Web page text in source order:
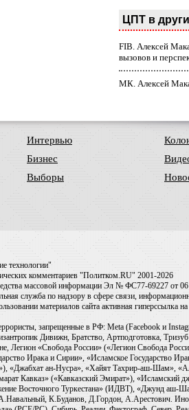
ЦПТ в
FIB. Алексей
вызовов и
МК. Алексей
Интервью
Бизнес
Выборы
технологии"
комментариев "Политком.RU" 2001-2026
массовой информации Эл № ФС77-69227 от 06
служба по надзору в сфере связи,
материалов сайта активная гиперссылка
запрещенные в РФ: Meta (Facebook и
Дивижн, Братство, Артподготовка,
Легион «Свобода России» («Легион Свобода
Ирака и Сирии», «Исламское
«Джабхат ан-Нусра», «Хайят Тахрир-аш-
Кавказ» («Кавказский Эмират»), «Исламский
Восточного Туркестана» (ИДВТ), «Джунд
К.Буданов, Д.Гордон, А.Арестович.